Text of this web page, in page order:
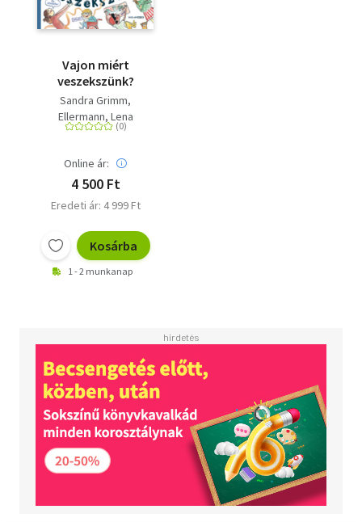
Vajon miért
veszekszünk?
Sandra Grimm
Ellermann, Lena
Online ár:
4 500 Ft
Eredeti ár: 4 999 Ft
Kosárba
1 - 2 munkanap